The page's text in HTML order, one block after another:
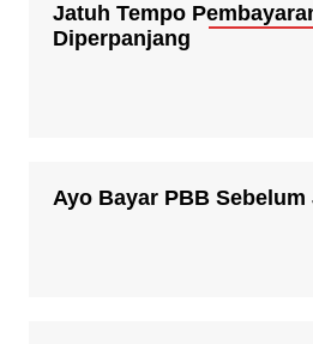
Jatuh Tempo
Diperpanjang
Ayo Bayar PBB Sebelum